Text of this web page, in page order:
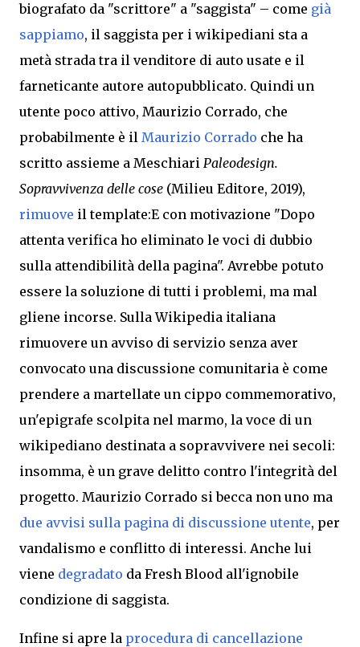
biografato da "scrittore" a "saggista" – come già
sappiamo, il saggista per i wikipediani sta a
metà strada tra il venditore di auto usate e il
farneticante autore autopubblicato. Quindi un
utente poco attivo, Maurizio Corrado, che
probabilmente è il Maurizio Corrado che ha
scritto assieme a Meschiari Paleodesign.
Sopravvivenza delle cose (Milieu Editore, 2019),
rimuove il template:E con motivazione "Dopo
attenta verifica ho eliminato le voci di dubbio
sulla attendibilità della pagina". Avrebbe potuto
essere la soluzione di tutti i problemi, ma mal
gliene incorse. Sulla Wikipedia italiana
rimuovere un avviso di servizio senza aver
convocato una discussione comunitaria è come
prendere a martellate un cippo commemorativo,
un'epigrafe scolpita nel marmo, la voce di un
wikipediano destinata a sopravvivere nei secoli:
insomma, è un grave delitto contro l'integrità del
progetto. Maurizio Corrado si becca non uno ma
due avvisi sulla pagina di discussione utente, per
vandalismo e conflitto di interessi. Anche lui
viene degradato da Fresh Blood all'ignobile
condizione di saggista.
Infine si apre la procedura di cancellazione